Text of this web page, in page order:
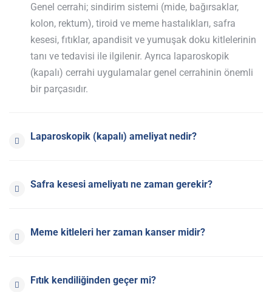
Genel cerrahi; sindirim sistemi (mide, bağırsaklar,
kolon, rektum), tiroid ve meme hastalıkları, safra
kesesi, fıtıklar, apandisit ve yumuşak doku kitlelerinin
tanı ve tedavisi ile ilgilenir. Ayrıca laparoskopik
(kapalı) cerrahi uygulamalar genel cerrahinin önemli
bir parçasıdır.
Laparoskopik (kapalı) ameliyat nedir?
Safra kesesi ameliyatı ne zaman gerekir?
Meme kitleleri her zaman kanser midir?
Fıtık kendiliğinden geçer mi?